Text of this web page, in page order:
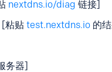
nextdns.io/diag 链接]
[粘贴 test.nextdns.io 的
务器]